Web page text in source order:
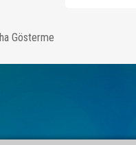
İnam
Gösterme